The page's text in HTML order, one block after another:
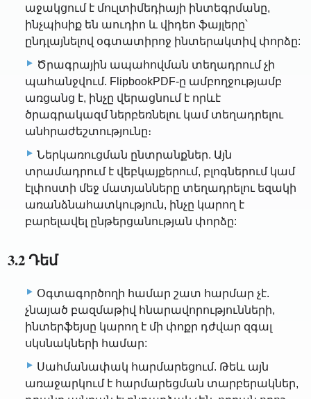
աջակցում է մուլտիմեդիայի ինտեգրմանը,
ինչպիսիք են աուդիո և վիդեո ֆայլերը՝
ընդլայնելով օգտատիրոջ ինտերակտիվ փորձը:
Ծրագրային ապահովման տեղադրում չի
պահանջվում. FlipbookPDF-ը ամբողջությամբ
առցանց է, ինչը վերացնում է որևէ
ծրագրակազմ ներբեռնելու կամ տեղադրելու
անհրաժեշտությունը։
Ներկառուցման ընտրանքներ. Այն
տրամադրում է վեբկայքերում, բլոգներում կամ
էլփոստի մեջ մատյանները տեղադրելու եզակի
առանձնահատկություն, ինչը կարող է
բարելավել ընթերցանության փորձը:
3.2 Դեմ
Օգտագործողի համար շատ հարմար չէ.
չնայած բազմաթիվ հնարավորությունների,
ինտերֆեյսը կարող է մի փոքր դժվար զգալ
սկսնակների համար:
Սահմանափակ հարմարեցում. Թեև այն
առաջարկում է հարմարեցման տարբերակներ,